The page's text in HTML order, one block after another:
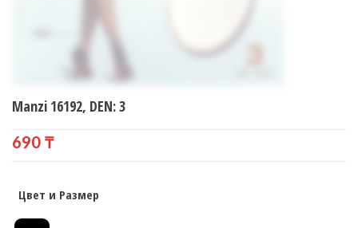
Manzi 16192, DEN: 3
690 ₸
Цвет и Размер